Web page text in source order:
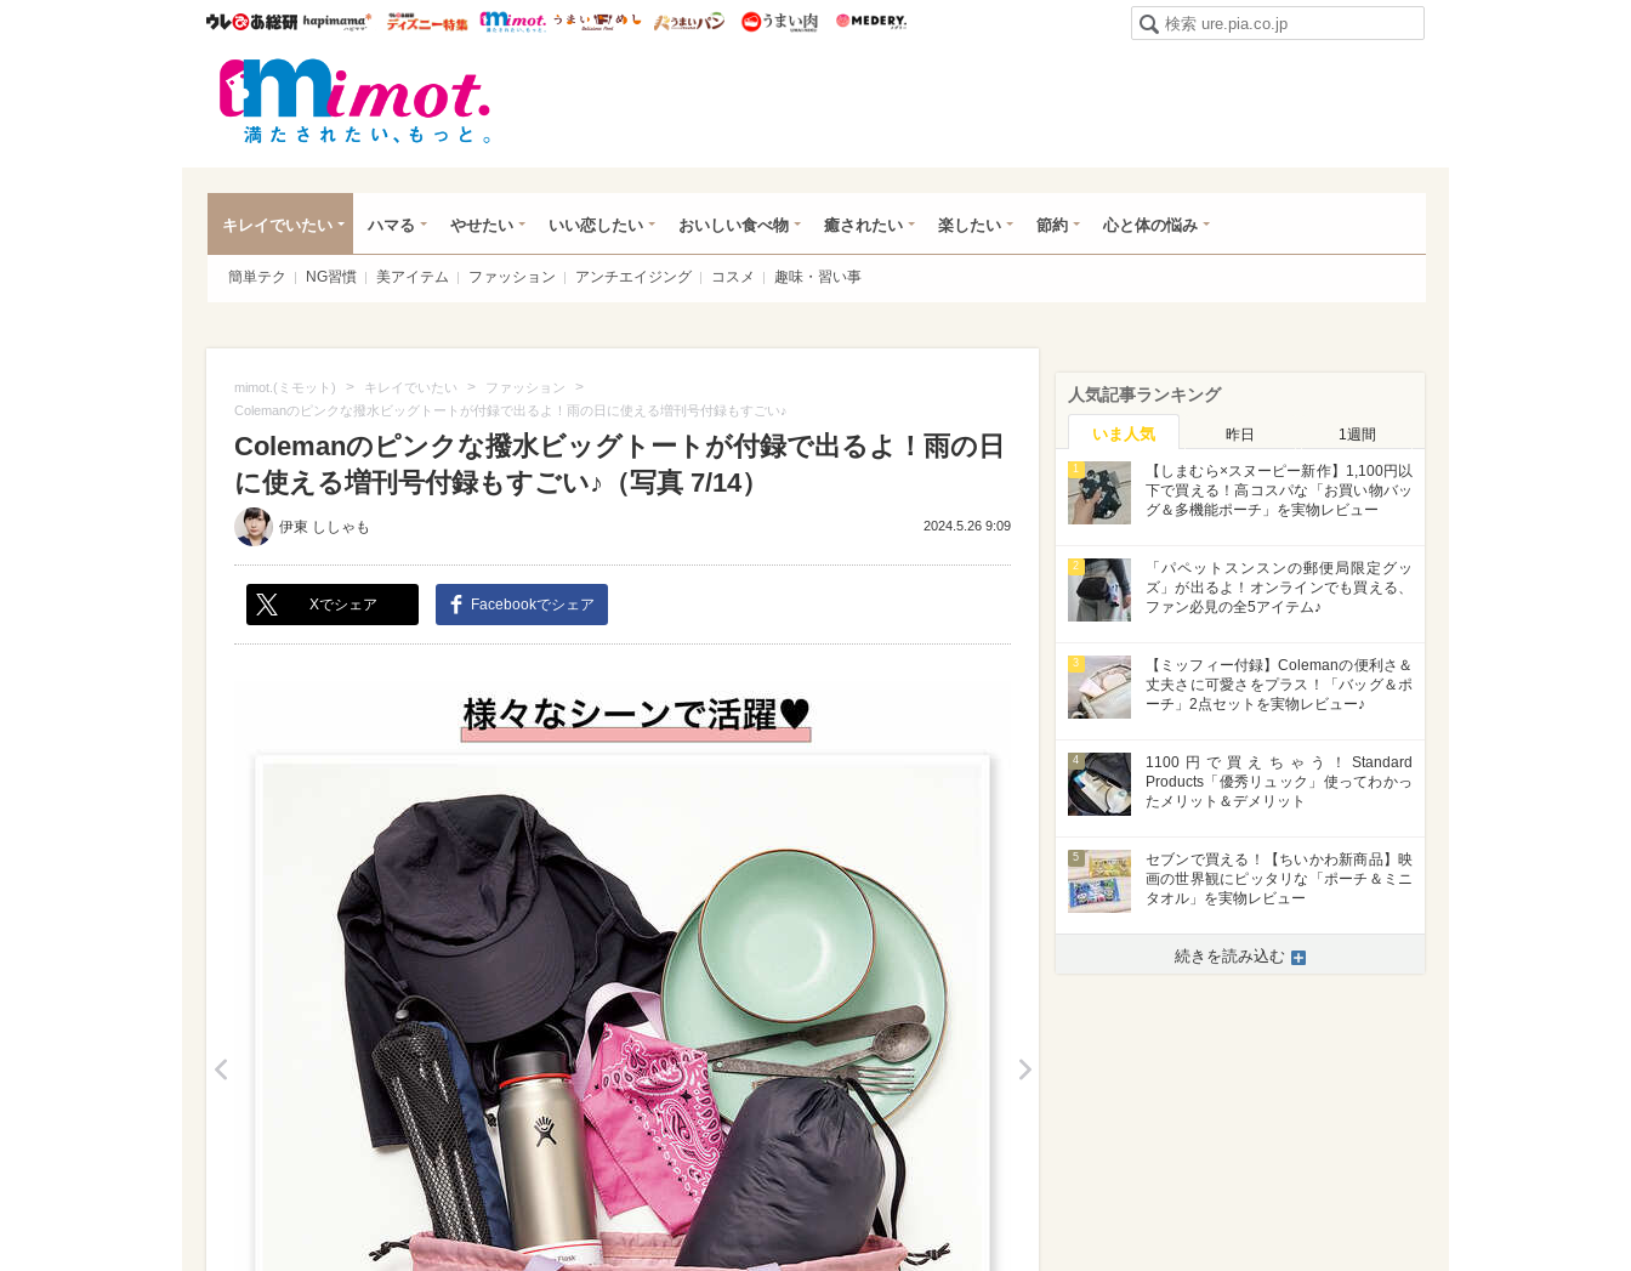
ウレぴあ総研ハピママ* ウレぴあ総研 ディズニー特集
mimot. うまいめし うまいパン うまい肉
キレイでいたい ハマる やせたい いい恋したい おいしい食べ物 癒されたい 楽したい 節約 心と体の悩み
簡単テク NG習慣 美アイテム ファッション アンチエイジング コスメ 趣味・習い事
mimot.(ミモット) > キレイでいたい > ファッション >
Colemanのピンクな撥水ビッグトートが付録で出るよ！雨の日に使える増刊号付録もすごい♪
Colemanのピンクな撥水ビッグトートが付録で出るよ！雨の日
に使える増刊号付録もすごい♪（写真 7/14）
伊東 ししゃも 2024.5.26 9:09
Xでシェア Facebookでシェア
人気記事ランキング
いま人気 昨日 1週間
1
【しまむら×スヌーピー新作】1,100円以
下で買える！高コスパな「お買い物バッ
グ＆多機能ポーチ」を実物レビュー
2
「パペットスンスンの郵便局限定グッ
ズ」が出るよ！オンラインでも買える、
ファン必見の全5アイテム♪
3
【ミッフィー付録】Colemanの便利さ＆
丈夫さに可愛さをプラス！「バッグ＆ポ
ーチ」2点セットを実物レビュー♪
4
1100円で買えちゃう！Standard
Products「優秀リュック」使ってわかっ
たメリット＆デメリット
5
セブンで買える！【ちいかわ新商品】映
画の世界観にピッタリな「ポーチ＆ミニ
タオル」を実物レビュー
続きを読み込む